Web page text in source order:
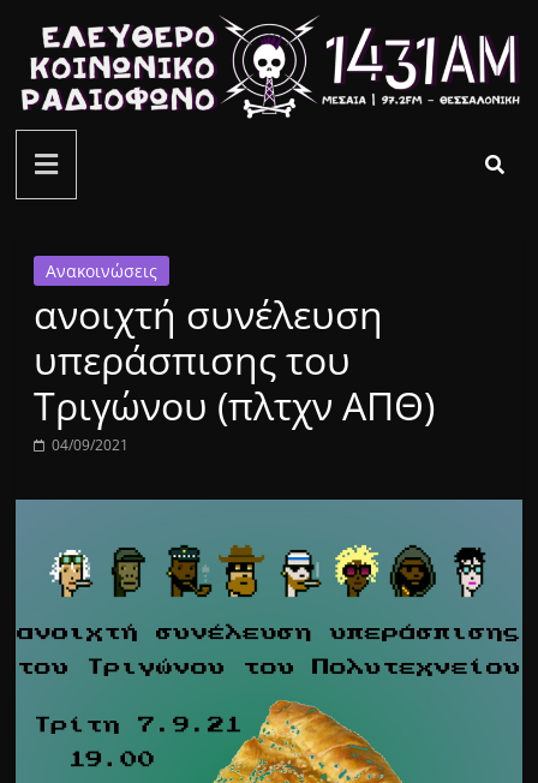
περιεχόμενο
ελεύθερο
κοινωνικό
ραδιόφωνο
1431AM
Ανακοινώσεις
ανοιχτή συνέλευση
υπεράσπισης του
Τριγώνου (πλτχν ΑΠΘ)
04/09/2021